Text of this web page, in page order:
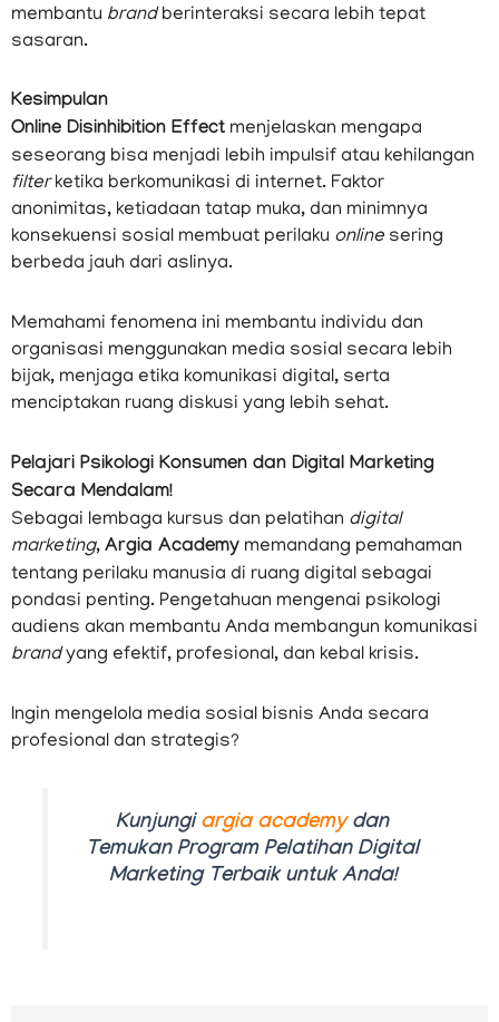
membantu brandberinteraksi secara lebih tepat
sasaran.
Kesimpulan
Online Disinhibition Effect menjelaskan mengapa
seseorang bisa menjadi lebih impulsif atau kehilangan
filterketika berkomunikasi di internet. Faktor
anonimitas, ketiadaan tatap muka, dan minimnya
konsekuensi sosial membuat perilaku online sering
berbeda jauh dari aslinya.
Memahami fenomena ini membantu individu dan
organisasi menggunakan media sosial secara lebih
bijak, menjaga etika komunikasi digital, serta
menciptakan ruang diskusi yang lebih sehat.
Pelajari Psikologi Konsumen dan Digital Marketing
Secara Mendalam!
Sebagai lembaga kursus dan pelatihan digital
marketing, Argia Academy memandang pemahaman
tentang perilaku manusia di ruang digital sebagai
pondasi penting. Pengetahuan mengenai psikologi
audiens akan membantu Anda membangun komunikasi
brandyang efektif, profesional, dan kebal krisis.
Ingin mengelola media sosial bisnis Anda secara
profesional dan strategis?
Kunjungi argia academydan
Temukan Program Pelatihan Digital
Marketing Terbaik untuk Anda!